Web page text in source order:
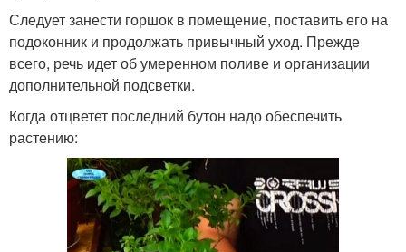
Следует занести горшок в помещение, поставить его на
подоконник и продолжать привычный уход. Прежде
всего, речь идет об умеренном поливе и организации
дополнительной подсветки.
Когда отцветет последний бутон надо обеспечить
растению: